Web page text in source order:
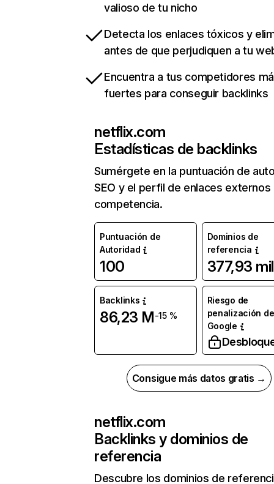
valioso de tu nicho
Detecta los enlaces tóxicos y
antes de que perjudiquen a tu
Encuentra a tus competidores
fuertes para conseguir backlinks
netflix.com
Estadísticas de backlinks
Sumérgete en la puntuación de
SEO y el perfil de enlaces externos
competencia.
Puntuación de
Autoridad
100
Dominios de
referencia
377,93 mil
Backlinks
86,23 M-15 %
Riesgo de
penalización de
Google
Consigue más datos gratis →
netflix.com
Backlinks y dominios de
referencia
Descubre los dominios de